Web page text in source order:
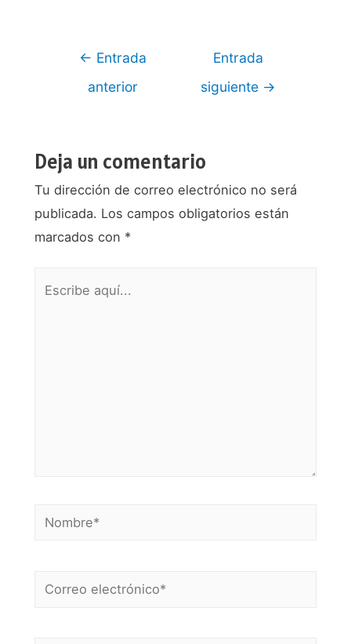
Navegación
← Entrada
anterior
Entrada
siguiente →
Deja un comentario
Tu dirección de correo electrónico no será
publicada. Los campos obligatorios están
marcados con *
Nombre*
Correo